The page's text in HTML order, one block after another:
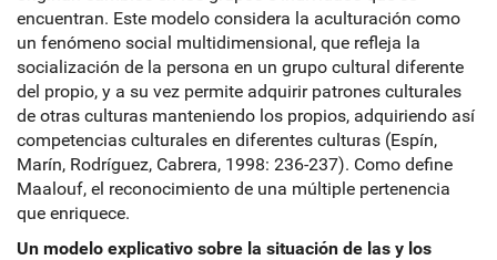
encuentran. Este modelo considera la aculturación como
un fenómeno social multidimensional, que refleja la
socialización de la persona en un grupo cultural diferente
del propio, y a su vez permite adquirir patrones culturales
de otras culturas manteniendo los propios, adquiriendo así
competencias culturales en diferentes culturas (Espín,
Marín, Rodríguez, Cabrera, 1998: 236-237). Como define
Maalouf, el reconocimiento de una múltiple pertenencia
que enriquece.
Un modelo explicativo sobre la situación de las y los